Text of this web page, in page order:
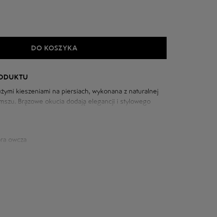
DO KOSZYKA
kieszeniami na piersiach, wykonana z naturalnej
Brązowe okucia dodają elegancji i stylowego
owcza